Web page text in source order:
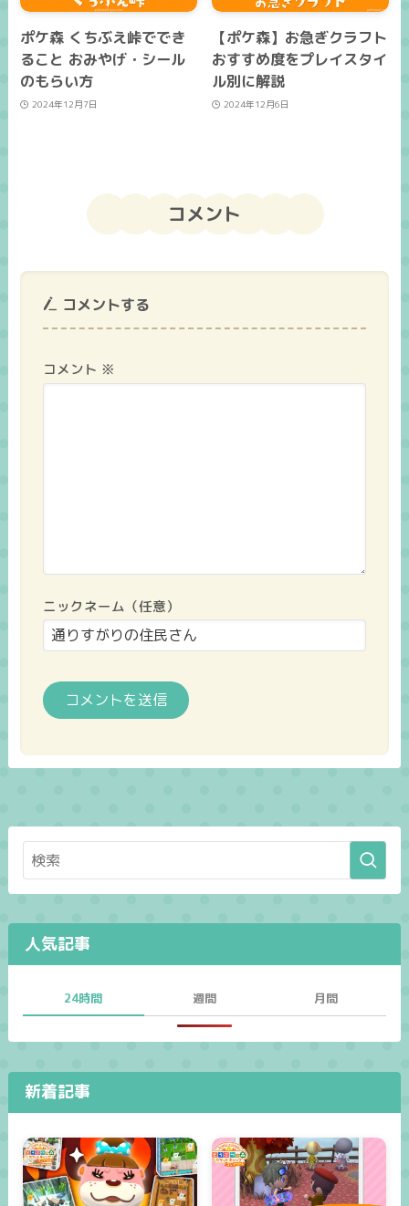
ポケ森 くちぶえ峠ででき
ること おみやげ・シール
のもらい方
2024年12月7日
【ポケ森】お急ぎクラフト
おすすめ度をプレイスタイ
ル別に解説
2024年12月6日
コメント
コメントする
コメント ※
ニックネーム（任意）
人気記事
24時間 週間 月間
新着記事